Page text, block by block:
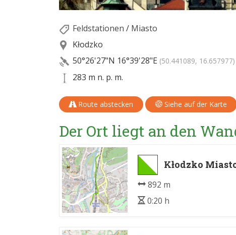
Feldstationen / Miasto
Kłodzko
50°26'27"N 16°39'28"E (50.441089, 16.657977)
283 m n. p. m.
Route abstecken Siehe auf der Karte
Der Ort liegt an den
Kłodzko
892 m
0:20 h